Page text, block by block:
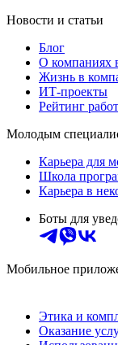
Новости и статьи
Блог
О компаниях
Жизнь в
ИТ-проекты
Рейтинг
Молодым
Карьера для
Школа
Карьера в
Боты для
Мобильное
Этика и
Оказание